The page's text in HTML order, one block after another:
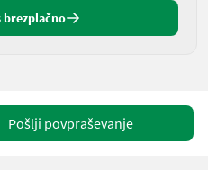
brezplačno
Pošlji povpraševanje